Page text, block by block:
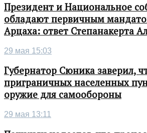
Президент и Национальное
обладают первичным
Арцаха: ответ Степанакерта
29 мая 15:03
Губернатор Сюника заверил,
приграничных населенных
оружие для самообороны
29 мая 13:11